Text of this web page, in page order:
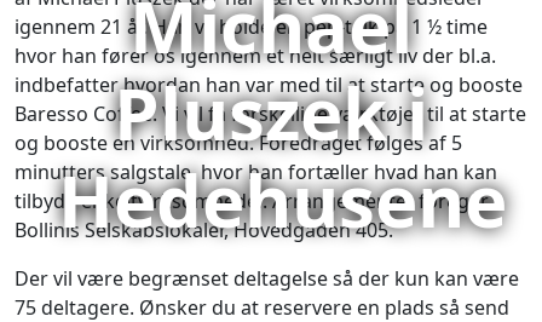
Michael
Pluszek i
Hedehusene
igennem 21 år. Han vil holde en pep-talk på 1 ½ time
hvor han fører os igennem et helt særligt liv der bl.a.
indbefatter hvordan han var med til at starte og booste
Baresso Coffee. Vi vil få forskellige værktøjer til at starte
og booste en virksomhed. Foredraget følges af 5
minutters salgstale, hvor han fortæller hvad han kan
tilbyde enkeltvirksomheder. Arrangementet foregår i
Bollinis Selskabslokaler, Hovedgaden 405.
Der vil være begrænset deltagelse så der kun kan være
75 deltagere. Ønsker du at reservere en plads så send